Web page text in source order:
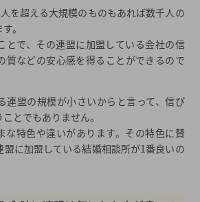
を超える大規模のものもあれば数千人の
。
とで、その連盟に加盟している会社の信
質などの安心感を得ることができるので
連盟の規模が小さいからと言って、信ぴ
とでもありません。
な特色や違いがあります。その特色に賛
盟に加盟している結婚相談所が1番良いの